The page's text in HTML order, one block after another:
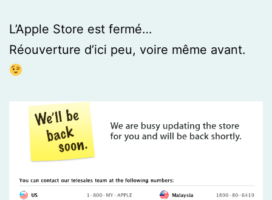
L’Apple Store est fermé…
Réouverture d’ici peu, voire même avant.